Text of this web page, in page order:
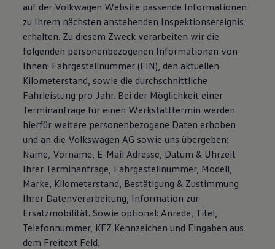
auf der Volkwagen Website passende Informationen
zu Ihrem nächsten anstehenden Inspektionsereignis
erhalten. Zu diesem Zweck verarbeiten wir die
folgenden personenbezogenen Informationen von
Ihnen: Fahrgestellnummer (FIN), den aktuellen
Kilometerstand, sowie die durchschnittliche
Fahrleistung pro Jahr. Bei der Möglichkeit einer
Terminanfrage für einen Werkstatttermin werden
hierfür weitere personenbezogene Daten erhoben
und an die Volkswagen AG sowie uns übergeben:
Name, Vorname, E-Mail Adresse, Datum & Uhrzeit
Ihrer Terminanfrage, Fahrgestellnummer, Modell,
Marke, Kilometerstand, Bestätigung & Zustimmung
Ihrer Datenverarbeitung, Information zur
Ersatzmobilität. Sowie optional: Anrede, Titel,
Telefonnummer, KFZ Kennzeichen und Eingaben aus
dem Freitext Feld.